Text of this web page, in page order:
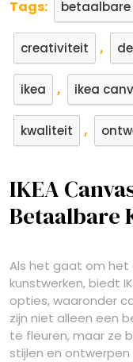
Tags:
creativiteit ,
ikea , ikea
kwaliteit ,
IKEA
Betaalbare
Als het gaat om het
kunstwerken, biedt
opties, waaronder
zijn niet alleen een
te fleuren, maar ze
stijlen en